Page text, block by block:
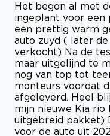
Het begon al met
ingeplant voor een
een prettig warm
auto zuyd ( later
verkocht) Na de
maar uitgelijnd te
nog van top tot
monteurs voordat
afgeleverd. Heel
mijn nieuwe Kia rio
uitgebreid pakket)
voor de auto uit